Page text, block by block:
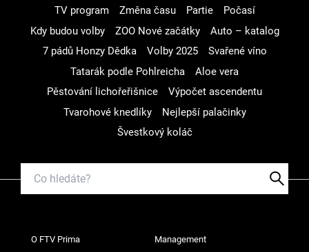
TV program
Změna času Partie
Počasí
Kdy budou volby
ZOO Nové začátky
Auto – katalog
7 pádů Honzy Dědka
Volby 2025
Svařené víno
Tatarák podle Pohlreicha
Aloe vera
Pěstování lichořeřišnice
Výpočet ascendentu
Tvarohové knedlíky
Nejlepší palačinky
Švestkový koláč
O FTV Prima Management